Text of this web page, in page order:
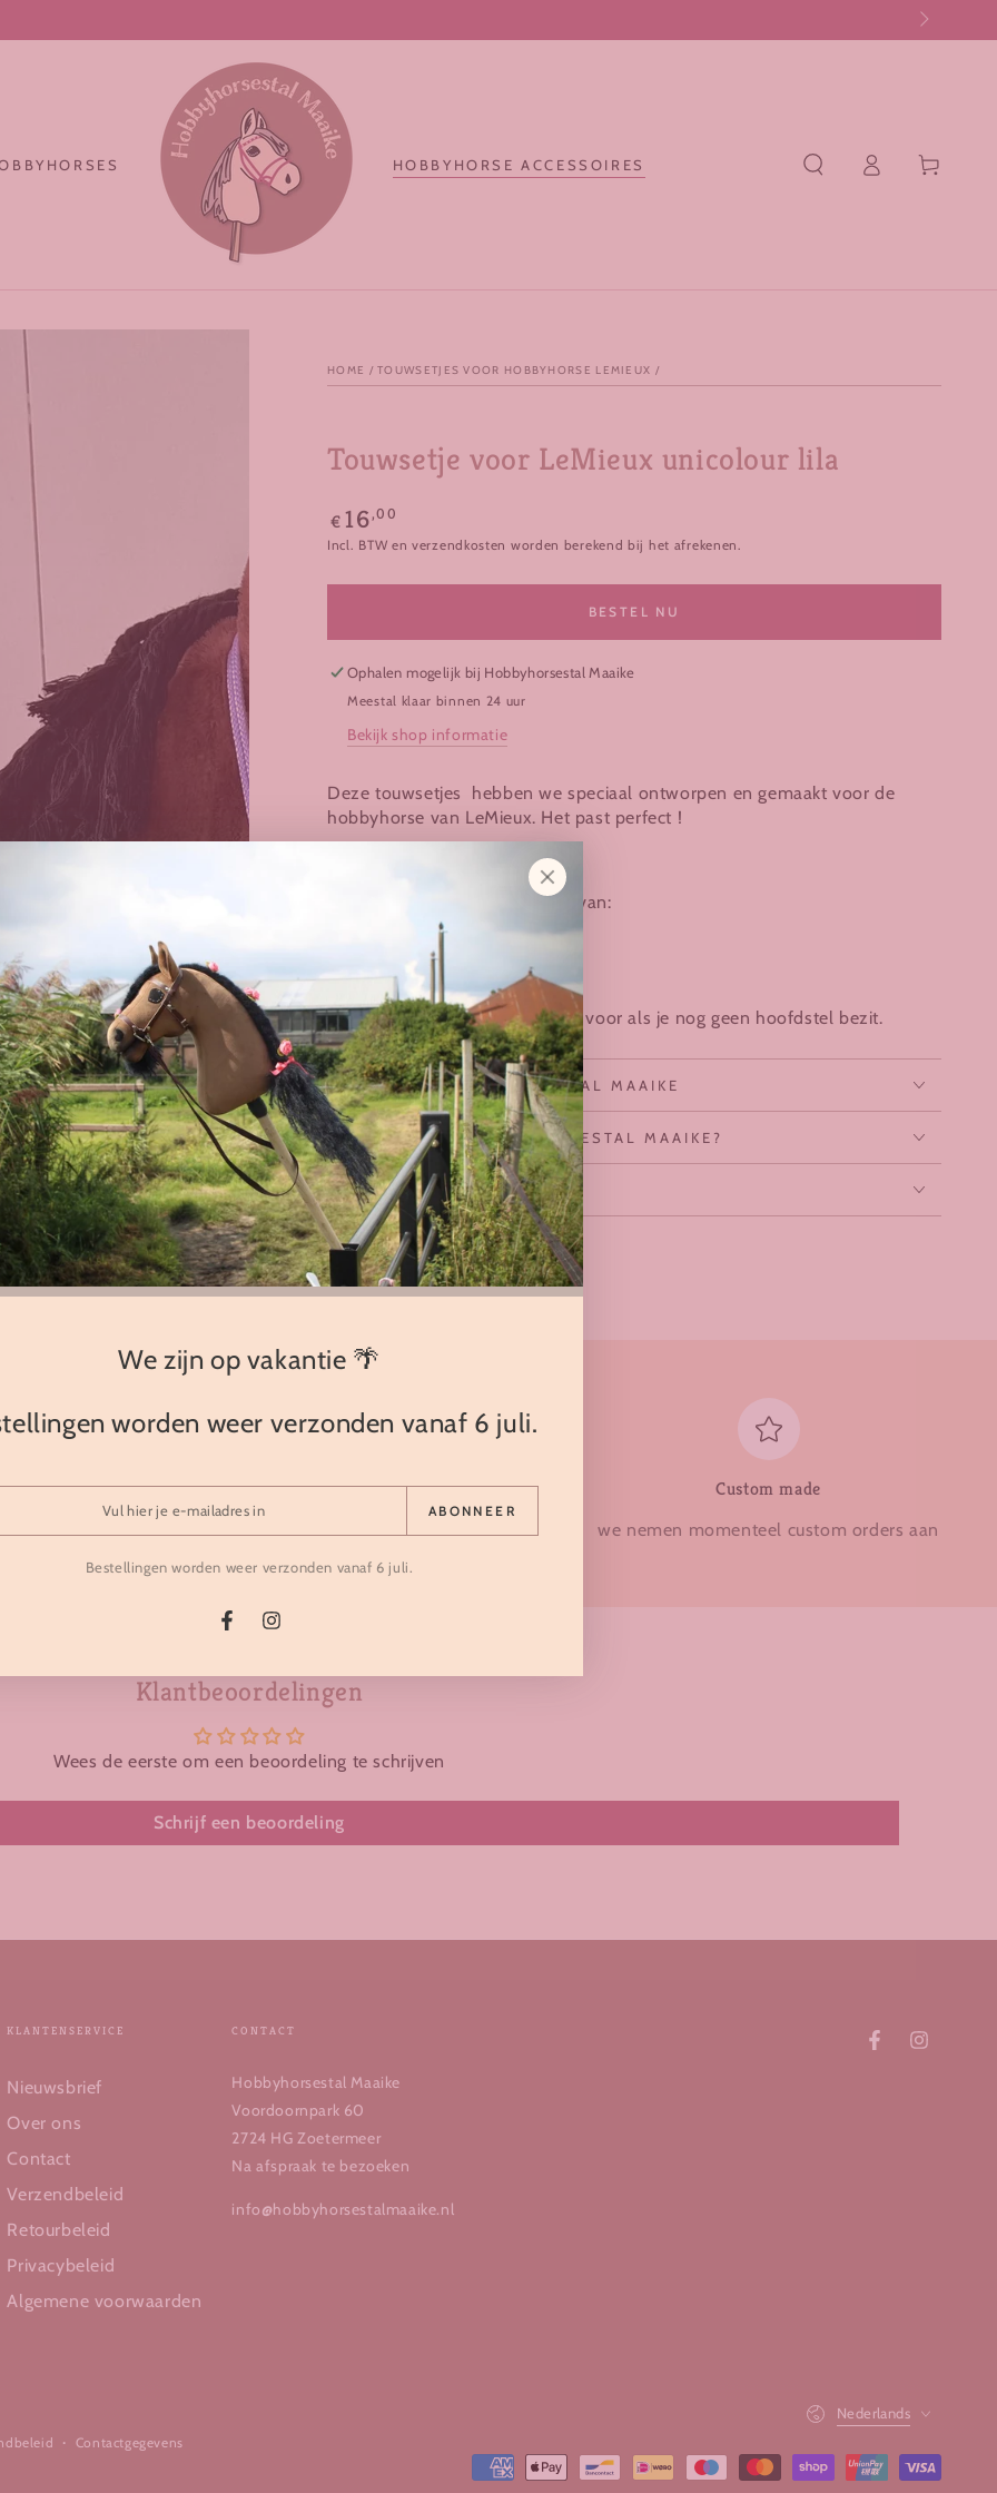
HOBBYHORSE ACCESSOIRES
in
Winkelwagen
HOME / TOUWSETJES VOOR HOBBYHORSE LEMIEUX /
Touwsetje voor LeMieux unicolour lila
Normale
prijs
€ 16,00
Incl. BTW en verzendkosten worden berekend bij het afrekenen.
BESTEL NU
Ophalen mogelijk bij Hobbyhorsestal Maaike
Meestal klaar binnen 24 uur
Bekijk shop informatie
Deze touwsetjes hebben we speciaal ontworpen en gemaakt voor de
hobbyhorse van LeMieux. Het past perfect !
Touwsetje is een compleet set van:
-Teugels
Dit setje is een goed alternatief voor als je nog geen hoofdstel bezit.
OVER HOBBYHORSESTAL MAAIKE
WAAROM HOBBYHORSESTAL MAAIKE?
GRATIS VOOR JOU
Share
Beste kwaliteit
duurzame hobby horses
Klant is koning(in)
hoge klanttevredenheid en altijd
Custom made
we nemen momenteel custom orders aan
Klantbeoordelingen
Wees de eerste om een beoordeling te schrijven
Schrijf een beoordeling
KLANTENSERVICE
Nieuwsbrief
Over ons
Contact
Verzendbeleid
Retourbeleid
Privacybeleid
Algemene voorwaarden
CONTACT
Hobbyhorsestal Maaike
Voordoornpark 60
2724 HG Zoetermeer
Na afspraak te bezoeken
info@hobbyhorsestalmaaike.nl
FacebookInstagram
Contactgegevens
Nederlands
We zijn op vakantie 🌴
worden weer verzonden vanaf 6 juli.
ABONNEER
Bestellingen worden weer verzonden vanaf 6 juli.
FacebookInstagram